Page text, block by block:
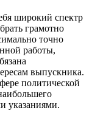
широкий спектр
грамотно
точно
работы,
выпускника.
политической
указаниями.